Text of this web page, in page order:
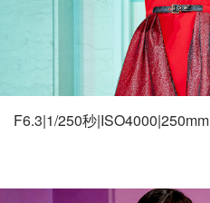
F6.3|1/250秒|ISO4000|250mm